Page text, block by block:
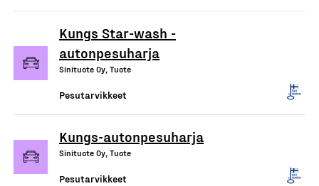
Kungs Star-wash -
autonpesuharja
Sinituote Oy, Tuote
Pesutarvikkeet
Kungs-autonpesuharja
Sinituote Oy, Tuote
Pesutarvikkeet